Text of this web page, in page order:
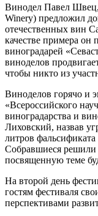
Винодел Павел
Winery) предложил
отечественных вин
качестве примера
виноградарей
виноделов
чтобы никто из
Виноделов горячо и
«Всероссийского
виноградарства и
Лиховский, назвав
литров
Собравшиеся решили
посвященную теме
На второй день
гостям фестиваля
перспективами